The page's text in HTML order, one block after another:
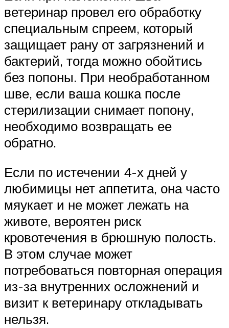
ветеринар провел его обработку
специальным спреем, который
защищает рану от загрязнений и
бактерий, тогда можно обойтись
без попоны. При необработанном
шве, если ваша кошка после
стерилизации снимает попону,
необходимо возвращать ее
обратно.
Если по истечении 4-х дней у
любимицы нет аппетита, она часто
мяукает и не может лежать на
животе, вероятен риск
кровотечения в брюшную полость.
В этом случае может
потребоваться повторная операция
из-за внутренних осложнений и
визит к ветеринару откладывать
нельзя.